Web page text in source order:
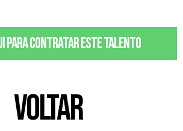
para contratar este talento
VOLTAR